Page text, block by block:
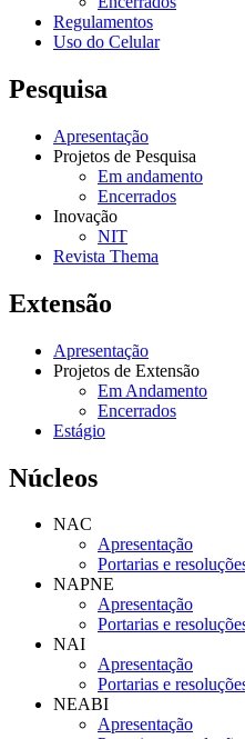
Regulamentos
Uso do Celular
Pesquisa
Apresentação
Projetos de Pesquisa
Em andamento
Encerrados
Inovação
NIT
Revista Thema
Extensão
Apresentação
Projetos de Extensão
Em Andamento
Encerrados
Estágio
Núcleos
NAC
Apresentação
Portarias e
NAPNE
Apresentação
Portarias e
NAI
Apresentação
Portarias e
NEABI
Apresentação